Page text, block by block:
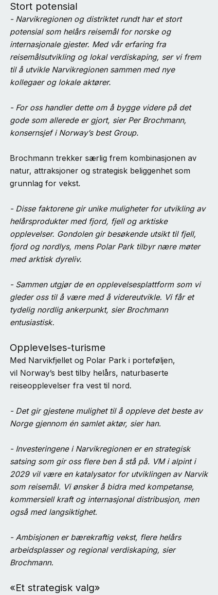
Stort potensial
- Narvikregionen og distriktet rundt har et stort
potensial som helårs reisemål for norske og
internasjonale gjester. Med vår erfaring fra
reisemålsutvikling og lokal verdiskaping, ser vi frem
til å utvikle Narvikregionen sammen med nye
kollegaer og lokale aktører.
- For oss handler dette om å bygge videre på det
gode som allerede er gjort, sier Per Brochmann,
konsernsjef i Norway’s best Group.
Brochmann trekker særlig frem kombinasjonen av
natur, attraksjoner og strategisk beliggenhet som
grunnlag for vekst.
- Disse faktorene gir unike muligheter for utvikling av
helårsprodukter med fjord, fjell og arktiske
opplevelser. Gondolen gir besøkende utsikt til fjell,
fjord og nordlys, mens Polar Park tilbyr nære møter
med arktisk dyreliv.
- Sammen utgjør de en opplevelsesplattform som vi
gleder oss til å være med å videreutvikle. Vi får et
tydelig nordlig ankerpunkt, sier Brochmann
entusiastisk.
Opplevelses-turisme
Med Narvikfjellet og Polar Park i porteføljen,
vil Norway’s best tilby helårs, naturbaserte
reiseopplevelser fra vest til nord.
- Det gir gjestene mulighet til å oppleve det beste av
Norge gjennom én samlet aktør, sier han.
- Investeringene i Narvikregionen er en strategisk
satsing som gir oss flere ben å stå på. VM i alpint i
2029 vil være en katalysator for utviklingen av Narvik
som reisemål. Vi ønsker å bidra med kompetanse,
kommersiell kraft og internasjonal distribusjon, men
også med langsiktighet.
- Ambisjonen er bærekraftig vekst, flere helårs
arbeidsplasser og regional verdiskaping, sier
Brochmann.
«Et strategisk valg»